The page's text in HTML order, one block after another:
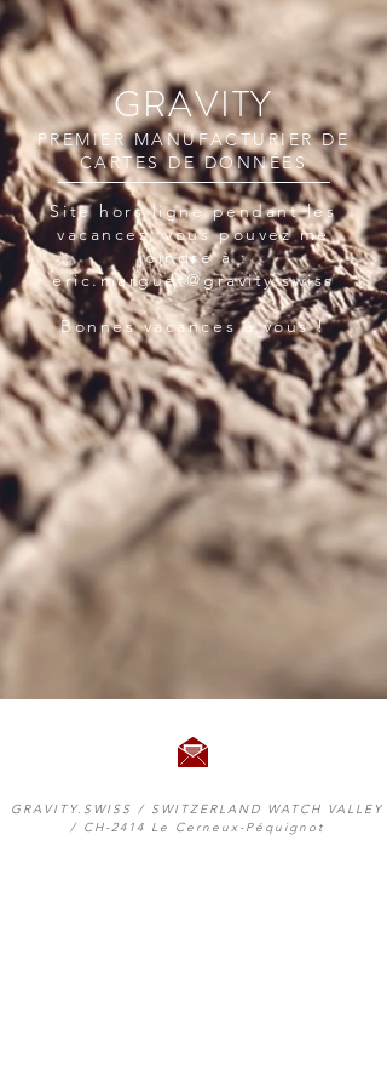
GRAVITY
PREMIER MANUFACTURIER DE
CARTES DE DONNÉES
Site hors ligne pendant les
vacances, vous pouvez me
joindre à :
eric.marguet@gravity.swiss
Bonnes vacances à vous !
GRAVITY.SWISS / SWITZERLAND WATCH VALLEY
/ CH-2414 Le Cerneux-Péquignot